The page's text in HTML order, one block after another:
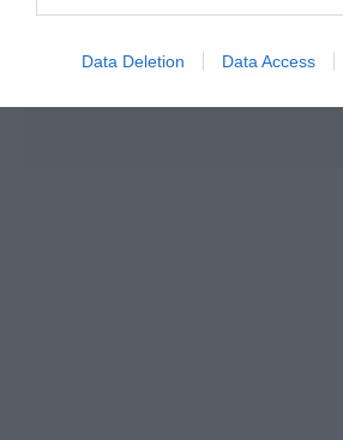
Data Deletion Data Access